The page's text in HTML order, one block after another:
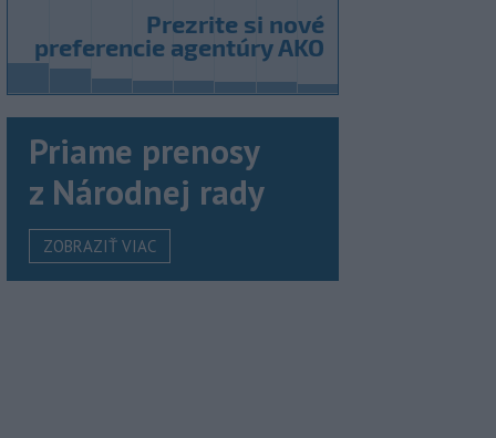
Priame prenosy
z Národnej rady
ZOBRAZIŤ VIAC